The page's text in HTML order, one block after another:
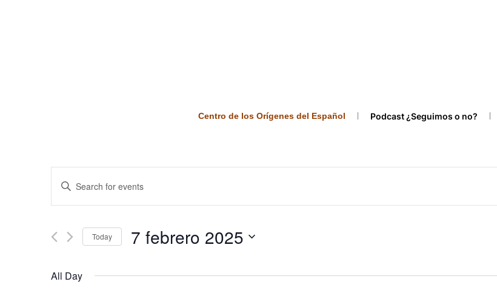
Centro de los Orígenes del Español Podcast ¿Seguimos o no?
Events
Search
and
Views
Navigation
Enter
Keyword.
Search
Events
Today 7 febrero 2025
All Day